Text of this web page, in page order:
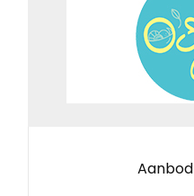
Aanbod